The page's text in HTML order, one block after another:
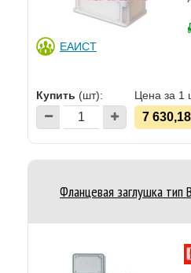
ЕАИСТ
Купить (шт): Цена за 1
7 630,18
Фланцевая заглушка тип